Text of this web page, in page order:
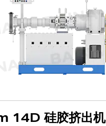
14D 硅胶挤出机